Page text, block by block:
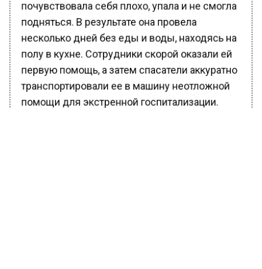
почувствовала себя плохо, упала и не смогла
подняться. В результате она провела
несколько дней без еды и воды, находясь на
полу в кухне. Сотрудники скорой оказали ей
первую помощь, а затем спасатели аккуратно
транспортировали ее в машину неотложной
помощи для экстренной госпитализации.